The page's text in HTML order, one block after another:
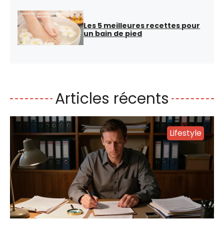
Les 5 meilleures recettes pour
un bain de pied
Articles récents
Lifestyle